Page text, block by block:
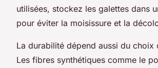
utilisées, stockez les galettes dans
pour éviter la moisissure et la
La durabilité dépend aussi du choix
Les fibres synthétiques comme le